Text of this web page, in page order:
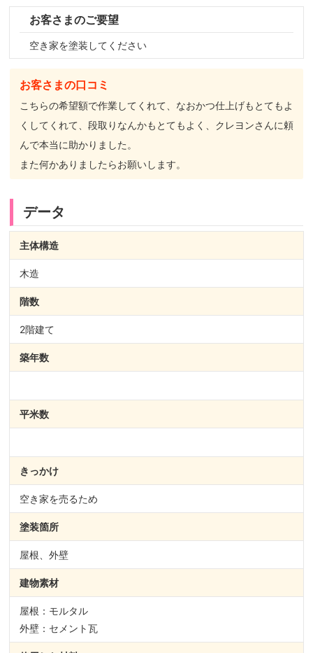
お客さまのご要望
空き家を塗装してください
お客さまの口コミ
こちらの希望額で作業してくれて、なおかつ仕上げもとてもよ
くしてくれて、段取りなんかもとてもよく、クレヨンさんに頼
んで本当に助かりました。
また何かありましたらお願いします。
データ
主体構造
木造
階数
2階建て
築年数
平米数
きっかけ
空き家を売るため
塗装箇所
屋根、外壁
建物素材
屋根：モルタル
外壁：セメント瓦